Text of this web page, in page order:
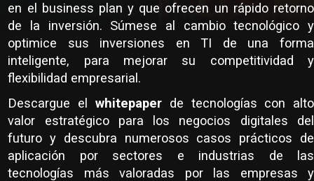
en el business plan y que ofrecen un rápido retorno
de la inversión. Súmese al cambio tecnológico y
optimice sus inversiones en TI de una forma
inteligente, para mejorar su competitividad y
flexibilidad empresarial.
Descargue el whitepaper de tecnologías con alto
valor estratégico para los negocios digitales del
futuro y descubra numerosos casos prácticos de
aplicación por sectores e industrias de las
tecnologías más valoradas por las empresas y